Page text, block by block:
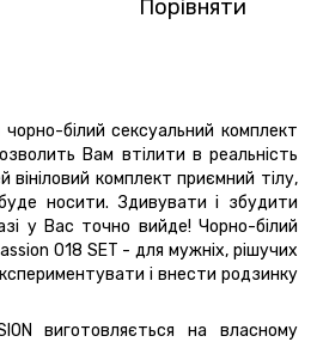
Порівняти
білий сексуальний комплект
Вам втілити в реальність
вініловий комплект приємний тілу,
носити. Здивувати і збудити
у Вас точно вийде! Чорно-білий
018 SET - для мужніх, рішучих
і внести родзинку
виготовляється на власному